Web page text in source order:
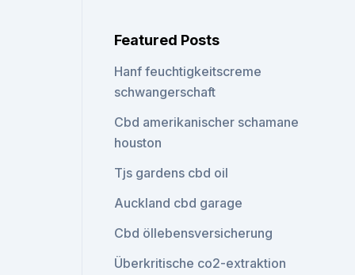
Featured Posts
Hanf feuchtigkeitscreme
schwangerschaft
Cbd amerikanischer schamane
houston
Tjs gardens cbd oil
Auckland cbd garage
Cbd öllebensversicherung
Überkritische co2-extraktion